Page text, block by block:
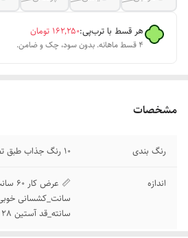
هر قسط با ترب‌پی:۱۶۲٬۲۵۰ تومان
۴ قسط ماهانه. بدون سود، چک و ضامن.
مشخصات
رنگ بندی 10 رنگ جذاب طبق تصاویر
اندازه
سانته_قد آستین 28 سانت